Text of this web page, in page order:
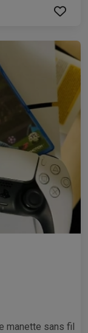
manette sans fil